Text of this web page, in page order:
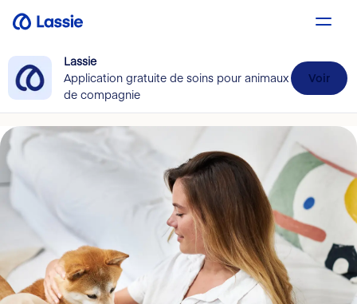
Lassie
Application gratuite de soins pour animaux
de compagnie
Voir